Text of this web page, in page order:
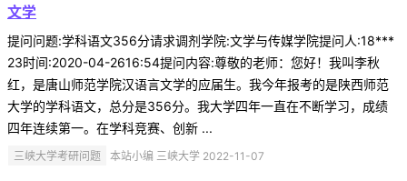
文学
提问问题:学科语文356分请求调剂学院:文学与传媒学院提问人:18***
23时间:2020-04-2616:54提问内容:尊敬的老师：您好！我叫李秋
红，是唐山师范学院汉语言文学的应届生。我今年报考的是陕西师范
大学的学科语文，总分是356分。我大学四年一直在不断学习，成绩
四年连续第一。在学科竞赛、创新 ...
三峡大学考研问题 本站小编 三峡大学 2022-11-07